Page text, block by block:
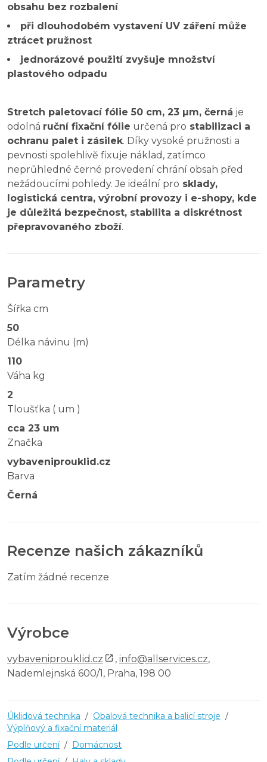
obsahu bez rozbalení
při dlouhodobém vystavení UV záření může
ztrácet pružnost
jednorázové použití zvyšuje množství
plastového odpadu
Stretch paletovací fólie 50 cm, 23 µm, černá je
odolná ruční fixační fólie určená pro stabilizaci a
ochranu palet i zásilek. Díky vysoké pružnosti a
pevnosti spolehlivě fixuje náklad, zatímco
neprůhledné černé provedení chrání obsah před
nežádoucími pohledy. Je ideální pro sklady,
logistická centra, výrobní provozy i e-shopy, kde
je důležitá bezpečnost, stabilita a diskrétnost
přepravovaného zboží.
Parametry
Šířka cm
50
Délka návinu (m)
110
Váha kg
2
Tloušťka ( um )
cca 23 um
Značka
vybaveniprouklid.cz
Barva
Černá
Recenze našich zákazníků
Zatím žádné recenze
Výrobce
vybaveniprouklid.cz , info@allservices.cz,
Nademlejnská 600/1, Praha, 198 00
Úklidová technika / Obalová technika a balicí stroje /
Výplňový a fixační materiál
Podle určení / Domácnost